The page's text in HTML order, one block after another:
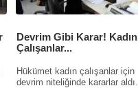
Devrim Gibi Karar! Kadın
Çalışanlar...
Hükümet kadın çalışanlar için
devrim niteliğinde kararlar aldı.